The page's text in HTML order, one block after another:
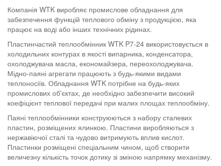
Компанія WTK виробляє промислове обладнання для
забезпечення функцій теплового обміну з продукцією, яка
працює на воді або інших технічних рідинах.
Пластинчастий теплообмінник WTK P7-24 використовується в
холодильних контурах в якості випарника, конденсатора,
охолоджувача масла, економайзера, переохолоджувача.
Мідно-паяні агрегати працюють з будь-якими видами
теплоносіїв. Обладнання WTK потрібне на будь-яких
промислових об'єктах, де необхідно забезпечити високий
коефіцієнт теплової передачі при малих площах теплообміну.
Паяні теплообмінники конструюються з набору сталевих
пластин, розміщених ялинкою. Пластини виробляються з
нержавіючої сталі та чудово витримують вплив кислот.
Пластинки розміщені спеціальним чином, щоб створити
величезну кількість точок дотику зі зміною напрямку механізму.